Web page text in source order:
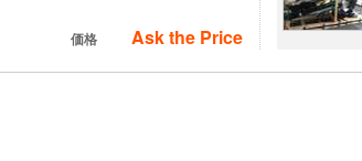
価格 Ask the Price